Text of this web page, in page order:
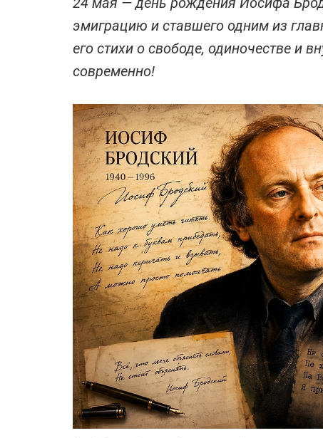
эмиграцию и ставшего одним из
его стихи о свободе, одиночестве и
современно!